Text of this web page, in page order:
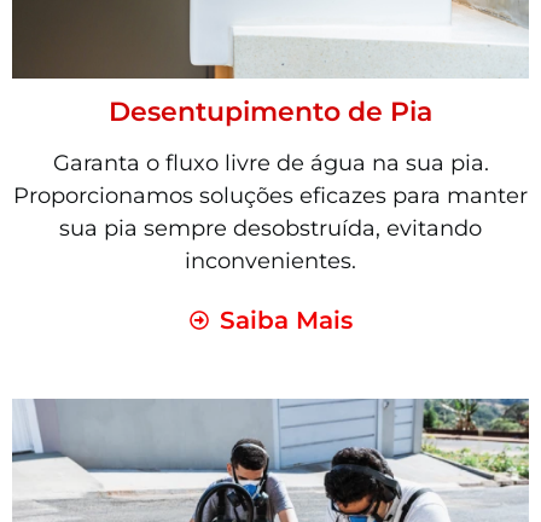
Desentupimento de Pia
Garanta o fluxo livre de água na sua pia.
Proporcionamos soluções eficazes para manter
sua pia sempre desobstruída, evitando
inconvenientes.
Saiba Mais